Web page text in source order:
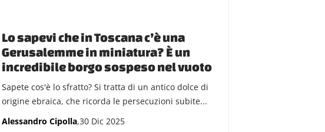
Lo sapevi che in Toscana c’è una
Gerusalemme in miniatura? È un
incredibile borgo sospeso nel vuoto
Sapete cos'è lo sfratto? Si tratta di un antico dolce di
origine ebraica, che ricorda le persecuzioni subite...
Alessandro Cipolla,30 Dic 2025